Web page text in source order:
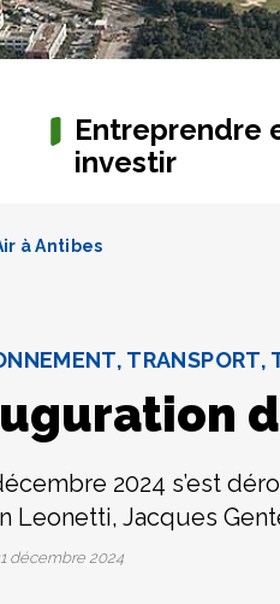
Entreprendre
investir
à Antibes
TRANSPORT,
2024 s’est
Leonetti, Jacques
décembre 2024